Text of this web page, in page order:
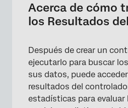
Acceder a los Resultados
controlador
Rango de impacto
Exploración de
Cómo ocultar y mostrar
Acerca de cómo
los Resultados
Después de crear un
ejecutarlo para buscar
sus datos, puede
resultados del
estadísticas para evaluar